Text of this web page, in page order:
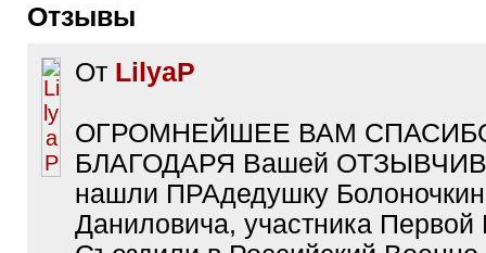
Отзывы
От LilyaP
ОГРОМНЕЙШЕЕ ВАМ
БЛАГОДАРЯ Вашей
нашли ПРАдедушку
Даниловича, участника